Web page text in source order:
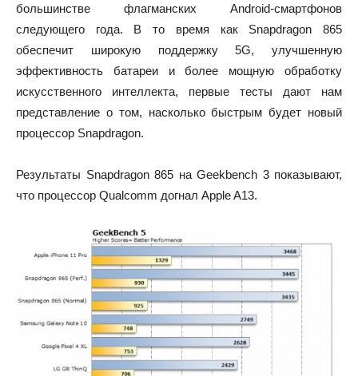
большинстве флагманских Android-смартфонов
следующего года. В то время как Snapdragon 865
обеспечит широкую поддержку 5G, улучшенную
эффективность батареи и более мощную обработку
искусственного интеллекта, первые тесты дают нам
представление о том, насколько быстрым будет новый
процессор Snapdragon.
Результаты Snapdragon 865 на Geekbench 3 показывают,
что процессор Qualcomm догнал Apple A13.